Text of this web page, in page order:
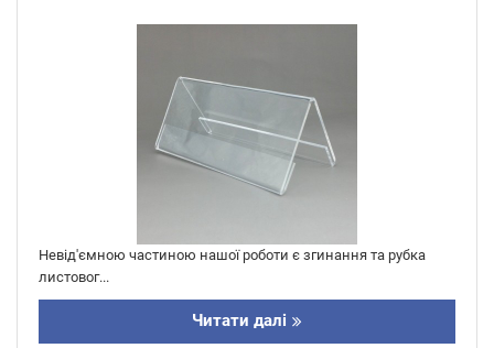
Невід'ємною частиною нашої роботи є згинання та рубка
листовог...
Читати далі